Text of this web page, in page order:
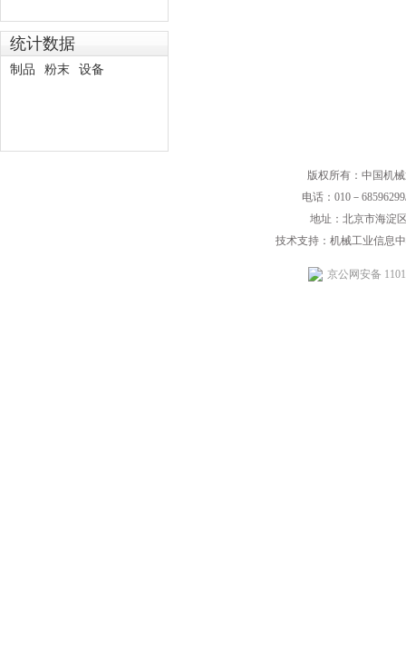
统计数据
制品 粉末 设备
版权所有：中国机
电话：010－
地址：北京市海淀
技术支持：机械工业信息
京公网安备